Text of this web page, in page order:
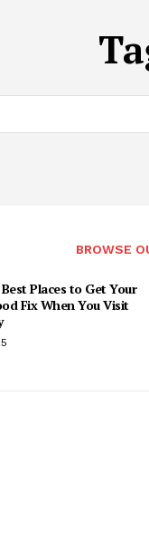
BROWSE
Best Places to Get Your
Fix When You Visit